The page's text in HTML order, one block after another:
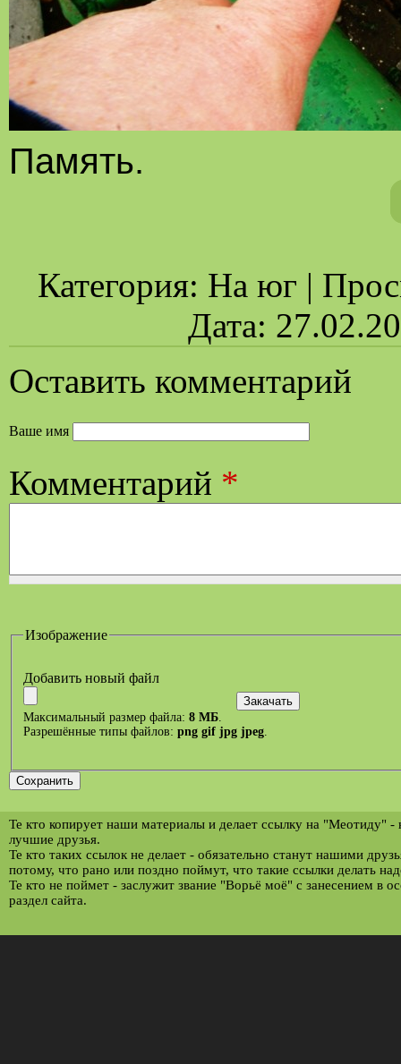
Память.
Категория: На юг |
Дата:
Оставить комментарий
Ваше имя
Комментарий *
Изображение
Добавить новый файл
Максимальный размер файла: 8 МБ
Разрешённые типы файлов: png gif jpg jpeg
Те кто копирует наши материалы и делает ссылку на "Меотиду" -
лучшие друзья.
Те кто таких ссылок не делает - обязательно станут нашими
потому, что рано или поздно поймут, что такие ссылки делать
Те кто не поймет - заслужит звание "Ворьё моё" с занесением в
раздел сайта.